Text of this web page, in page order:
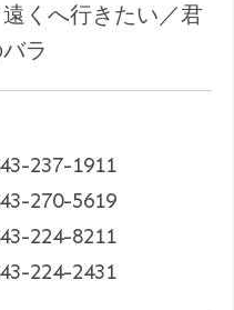
くへ行きたい／君
ラ
237-1911
270-5619
224-8211
224-2431